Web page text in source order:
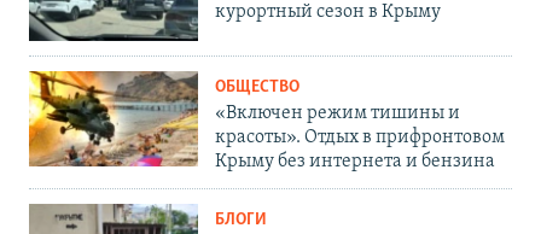
курортный сезон в Крыму
ОБЩЕСТВО
«Включен режим тишины и
красоты». Отдых в прифронтовом
Крыму без интернета и бензина
БЛОГИ